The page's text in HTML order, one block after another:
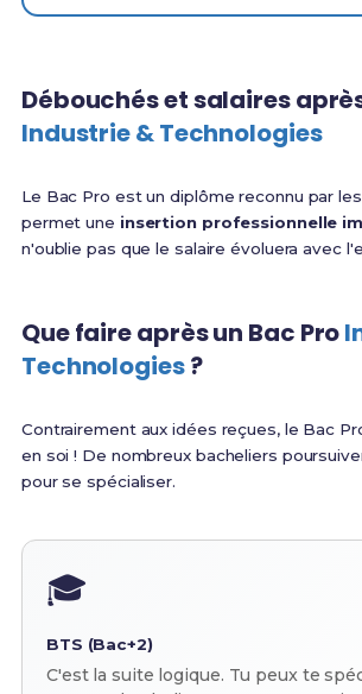
Débouchés et salaires
Industrie & Technologies
Le Bac Pro est un diplôme reconnu par
permet une insertion professionnelle
n'oublie pas que le salaire évoluera avec
Que faire après un Bac Pro
Technologies?
Contrairement aux idées reçues, le Bac
en soi ! De nombreux bacheliers
pour se spécialiser.
🎓
BTS (Bac+2)
C'est la suite logique. Tu peux te